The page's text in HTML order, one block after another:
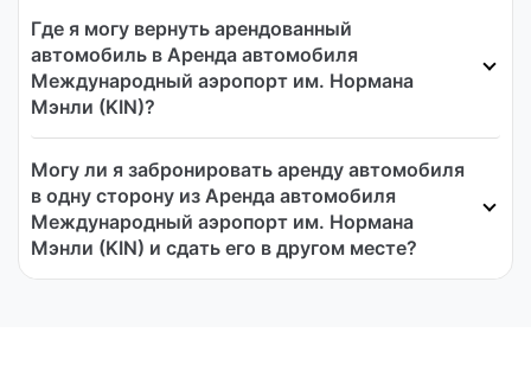
Где я могу вернуть арендованный
автомобиль в Аренда автомобиля
Международный аэропорт им. Нормана
Мэнли (KIN)?
Могу ли я забронировать аренду автомобиля
в одну сторону из Аренда автомобиля
Международный аэропорт им. Нормана
Мэнли (KIN) и сдать его в другом месте?